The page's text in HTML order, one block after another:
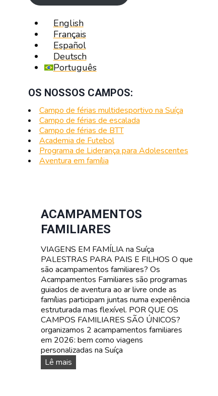
English
Français
Español
Deutsch
Português
OS NOSSOS CAMPOS:
Campo de férias multidesportivo na Suíça
Campo de férias de escalada
Campo de férias de BTT
Academia de Futebol
Programa de Liderança para Adolescentes
Aventura em família
ACAMPAMENTOS
FAMILIARES
VIAGENS EM FAMÍLIA na Suíça
PALESTRAS PARA PAIS E FILHOS O que
são acampamentos familiares? Os
Acampamentos Familiares são programas
guiados de aventura ao ar livre onde as
famílias participam juntas numa experiência
estruturada mas flexível. POR QUE OS
CAMPOS FAMILIARES SÃO ÚNICOS?
organizamos 2 acampamentos familiares
em 2026: bem como viagens
personalizadas na Suíça
Lê maisA
c